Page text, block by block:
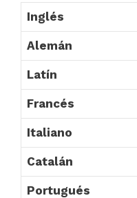
Inglés
Alemán
Latín
Francés
Italiano
Catalán
Portugués